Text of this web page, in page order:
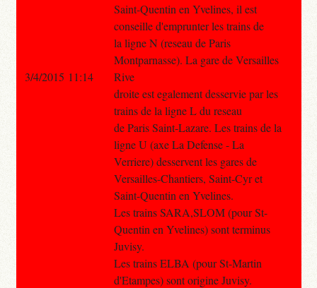
Saint-Quentin en Yvelines, il est
conseille d'emprunter les trains de
la ligne N (reseau de Paris
Montparnasse). La gare de Versailles
Rive
droite est egalement desservie par les
trains de la ligne L du reseau
de Paris Saint-Lazare. Les trains de la
ligne U (axe La Defense - La
Verriere) desservent les gares de
Versailles-Chantiers, Saint-Cyr et
Saint-Quentin en Yvelines.
Les trains SARA,SLOM (pour St-
Quentin en Yvelines) sont terminus
Juvisy.
Les trains ELBA (pour St-Martin
d'Etampes) sont origine Juvisy.
3/4/2015 11:14